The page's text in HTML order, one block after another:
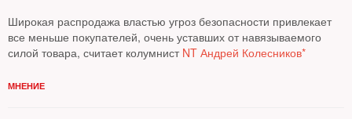
Широкая распродажа властью угроз безопасности привлекает
все меньше покупателей, очень уставших от навязываемого
силой товара, считает колумнистNT Андрей Колесников*
МНЕНИЕ